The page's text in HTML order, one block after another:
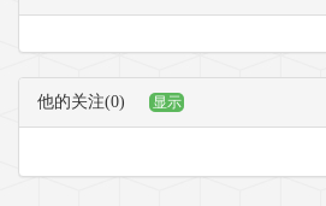
他的关注(0) 显示